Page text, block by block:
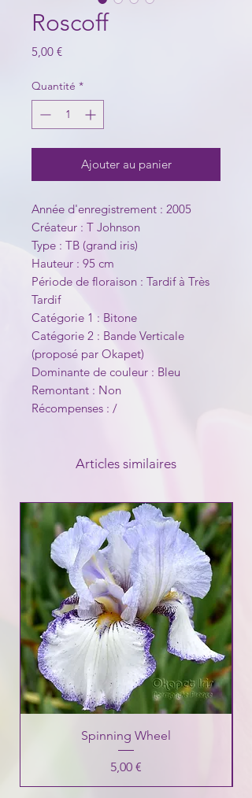
Roscoff
5,00 €Prix
Quantité *
Ajouter au panier
Année d'enregistrement : 2005
Créateur : T Johnson
Type : TB (grand iris)
Hauteur : 95 cm
Période de floraison : Tardif à Très
Tardif
Catégorie 1 : Bitone
Catégorie 2 : Bande Verticale
(proposé par Okapet)
Dominante de couleur : Bleu
Remontant : Non
Récompenses : /
Articles similaires
Spinning Wheel
Prix
5,00 €